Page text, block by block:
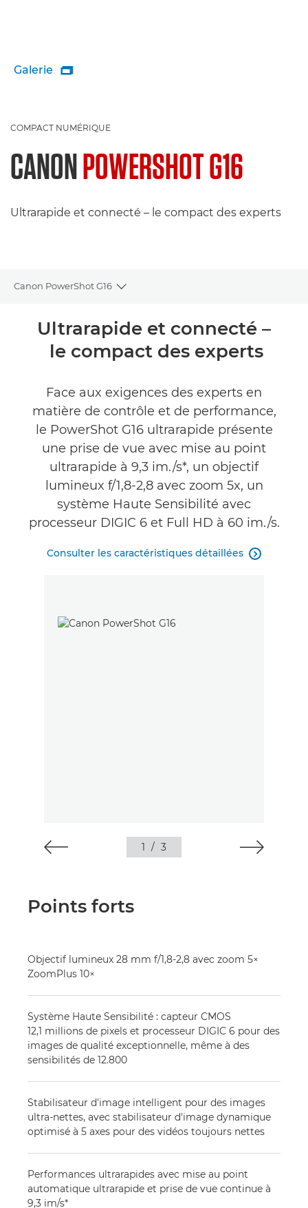
Galerie 
COMPACT NUMÉRIQUE
CANONPOWERSHOT G16
Ultrarapide et connecté – le compact des experts
Canon PowerShot G16
Toggle breadcrumbs
Présentation
Caractéristiques
Commentaires
Ultrarapide et connecté –
le compact des experts
Face aux exigences des experts en
matière de contrôle et de performance,
le PowerShot G16 ultrarapide présente
une prise de vue avec mise au point
ultrarapide à 9,3 im./s*, un objectif
lumineux f/1,8-2,8 avec zoom 5x, un
système Haute Sensibilité avec
processeur DIGIC 6 et Full HD à 60 im./s.
Consulter les caractéristiques détaillées 
1 / 3
Points forts
Objectif lumineux 28 mm f/1,8-2,8 avec zoom 5×
ZoomPlus 10×
Système Haute Sensibilité : capteur CMOS
12,1 millions de pixels et processeur DIGIC 6 pour des
images de qualité exceptionnelle, même à des
sensibilités de 12.800
Stabilisateur d'image intelligent pour des images
ultra-nettes, avec stabilisateur d'image dynamique
optimisé à 5 axes pour des vidéos toujours nettes
Performances ultrarapides avec mise au point
automatique ultrarapide et prise de vue continue à
9,3 im/s*